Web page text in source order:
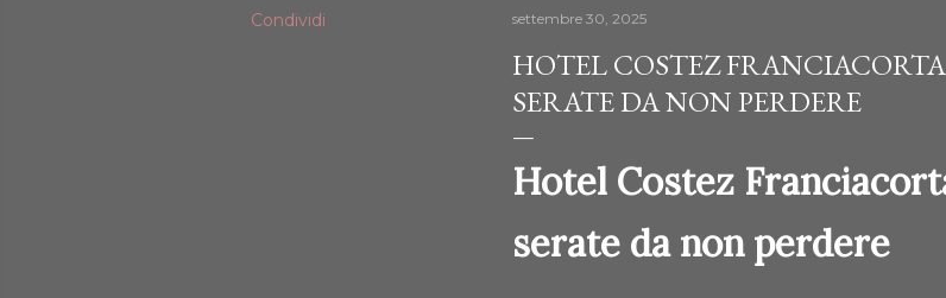
Condividi settembre 30, 2025
HOTEL COSTEZ
SERATE DA NON PERDERE
Hotel Costez
serate da non perdere